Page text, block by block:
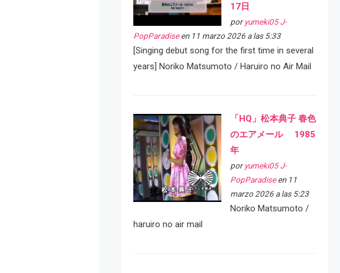
17日
por yumeki05 J-
PopParadiseen 11 marzo 2026 a las 5:33
[Singing debut song for the first time in several
years] Noriko Matsumoto / Haruiro no Air Mail
「HQ」松本典子 春色
のエアメール 1985
年
por yumeki05 J-
PopParadiseen 11
marzo 2026 a las 5:23
Noriko Matsumoto /
haruiro no air mail